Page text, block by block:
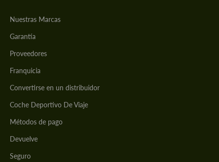
Nuestras Marcas
Garantía
Proveedores
Franquicia
Convertirse en un distribuidor
Coche Deportivo De Viaje
Métodos de pago
Devuelve
Seguro